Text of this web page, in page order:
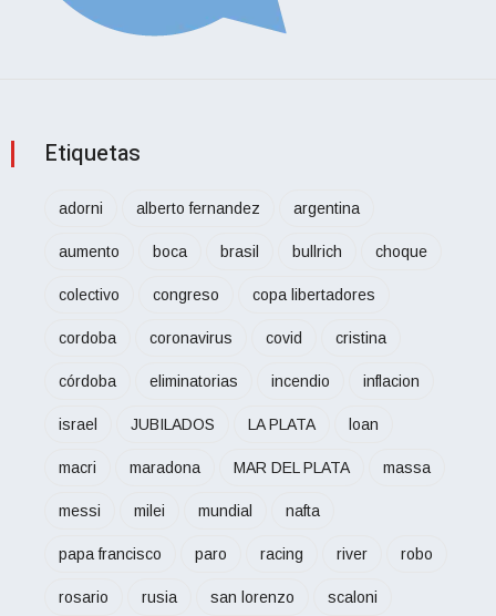
Etiquetas
adorni alberto fernandez argentina
aumento boca brasil bullrich choque
colectivo congreso copa libertadores
cordoba coronavirus covid cristina
córdoba eliminatorias incendio inflacion
israel JUBILADOS LA PLATA loan
macri maradona MAR DEL PLATA massa
messi milei mundial nafta
papa francisco paro racing river robo
rosario rusia san lorenzo scaloni